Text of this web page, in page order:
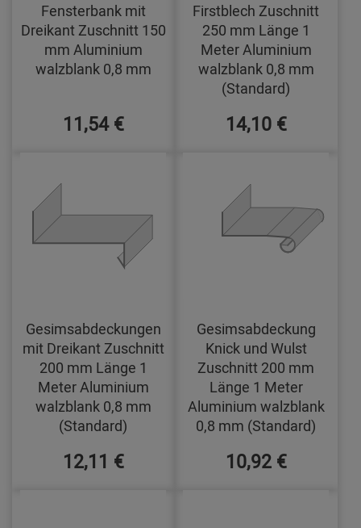
Fensterbank mit
Dreikant Zuschnitt 150
mm Aluminium
walzblank 0,8 mm
11,54 €
Firstblech Zuschnitt
250 mm Länge 1
Meter Aluminium
walzblank 0,8 mm
(Standard)
14,10 €
Gesimsabdeckungen
mit Dreikant Zuschnitt
200 mm Länge 1
Meter Aluminium
walzblank 0,8 mm
(Standard)
12,11 €
Gesimsabdeckung
Knick und Wulst
Zuschnitt 200 mm
Länge 1 Meter
Aluminium walzblank
0,8 mm (Standard)
10,92 €